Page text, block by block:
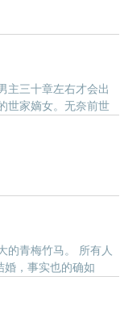
主三十章左右才会出
世家嫡女。无奈前世
子，助他平步青
石被弃如敝履、苏
的青梅竹马。 所有人
婚，事实也的确如
个女儿。 在外人眼
子女。 可在黎冉38